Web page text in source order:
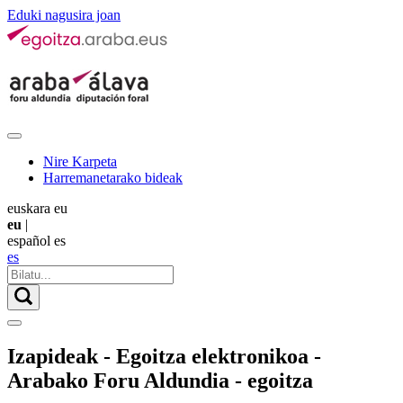
Eduki nagusira joan
Nire Karpeta
Harremanetarako bideak
euskara eu
eu |
español es
es
Izapideak - Egoitza elektronikoa -
Arabako Foru Aldundia - egoitza